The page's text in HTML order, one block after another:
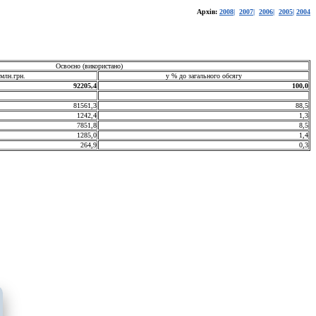
Архів: 2008| 2007| 2006| 2005| 2004
Освоєно(використано)
у % до загального обсягу
92205,4
100,0
81561,3
88,5
1242,4
1,3
7851,8
8,5
1285,0
1,4
264,9 0,3